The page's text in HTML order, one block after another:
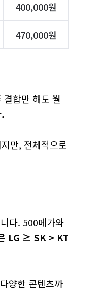
400,000원
470,000원
합만 해도 월
만, 전체적으로
다. 500메가와
LG ≥ SK > KT
양한 콘텐츠까